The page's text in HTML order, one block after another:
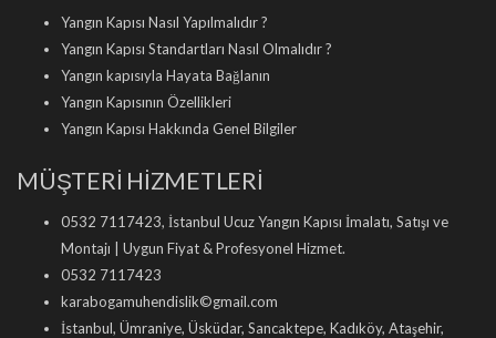
Yangın Kapısı Nasıl Yapılmalıdır ?
Yangın Kapısı Standartları Nasıl Olmalıdır ?
Yangın kapısıyla Hayata Bağlanın
Yangın Kapısının Özellikleri
Yangın Kapısı Hakkında Genel Bilgiler
MÜŞTERİ HİZMETLERİ
0532 7117423, İstanbul Ucuz Yangın Kapısı İmalatı, Satışı ve
Montajı | Uygun Fiyat & Profesyonel Hizmet.
0532 7117423
karabogamuhendislik©gmail.com
İstanbul, Ümraniye, Üsküdar, Sancaktepe, Kadıköy, Ataşehir,